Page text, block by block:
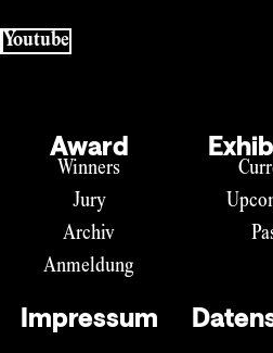
Youtube
Award
Winners
Jury
Archiv
Anmeldung
Impressum